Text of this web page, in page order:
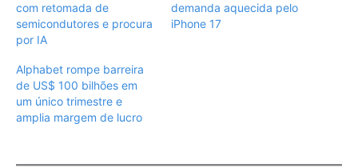
com retomada de
semicondutores e procura
por IA
demanda aquecida pelo
iPhone 17
Alphabet rompe barreira
de US$ 100 bilhões em
um único trimestre e
amplia margem de lucro